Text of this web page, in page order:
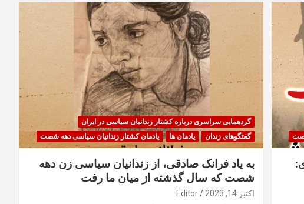
گردهمایی سراسری درباره کشتار زندانیان سیاسی در ایران
گفتگوهای زندان
یادمان ها یادمان کشتار زندانیان سیاسی دهه شصت
به یاد فرانک صادقی، از زندانیان سیاسی زن دهه
شصت که سال گذشته از میان ما رفت
اکتبر 14, 2023 Editor